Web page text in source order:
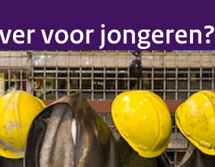
voor jongeren?